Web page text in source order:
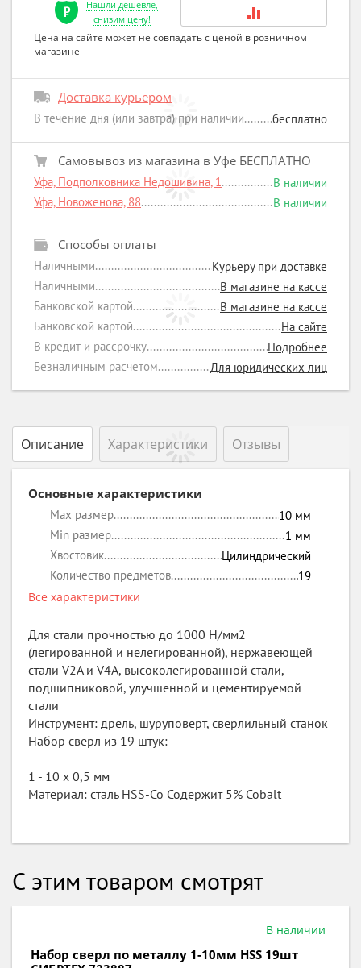
Нашли дешевле,
снизим цену!
Цена на сайте может не совпадать с ценой в розничном
магазине
Доставка курьером
В течение дня (или завтра) при наличии бесплатно
Самовывоз из магазина в Уфе БЕСПЛАТНО
Уфа, Подполковника Недошивина, 1
В наличии
Уфа, Новоженова, 88
В наличии
Способы оплаты
Наличными
Курьеру при доставке
Наличными
В магазине на кассе
Банковской картой
В магазине на кассе
Банковской картой
На сайте
В кредит и рассрочку
Подробнее
Безналичным расчетом
Для юридических лиц
Описание Характеристики Отзывы
Основные характеристики
Max размер 10 мм
Min размер
1 мм
Хвостовик
Цилиндрический
Количество предметов
19
Все характеристики
Для стали прочностью до 1000 Н/мм2
(легированной и нелегированной), нержавеющей
стали V2A и V4A, высоколегированной стали,
подшипниковой, улучшенной и цементируемой
стали
Инструмент: дрель, шуруповерт, сверлильный станок
Набор сверл из 19 штук:
1 - 10 х 0,5 мм
Материал: сталь HSS-Со Содержит 5% Cobalt
С этим товаром смотрят
В наличии
Набор сверл по металлу 1-10мм HSS 19шт